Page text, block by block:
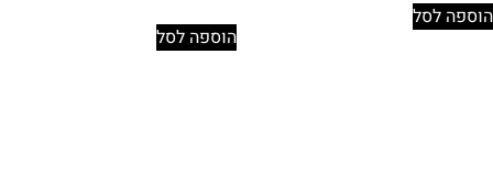
הוספה לסל
הוספה לסל